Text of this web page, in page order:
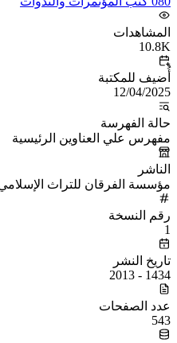
المشاهدات
10.8K
أُضيف للمكتبة
12/04/2025
حالة الفهرسة
مفهرس علي العناوين الرئيسية
الناشر
مؤسسة الفرقان للتراث
رقم النسخة
1
تاريخ النشر
1434 - 2013
عدد الصفحات
543